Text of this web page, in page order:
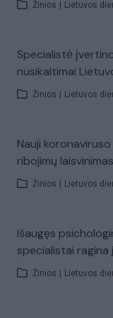
Žinios Lietuvos
Specialistė
nusikaltimai
Žinios Lietuvos
Nauji
ribojimų
Žinios Lietuvos
Išaugęs
specialistai
Žinios Lietuvos